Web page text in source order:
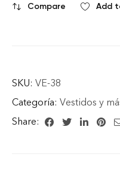
Compare Add
SKU: VE-38
Categoría: Vestidos y
Share: